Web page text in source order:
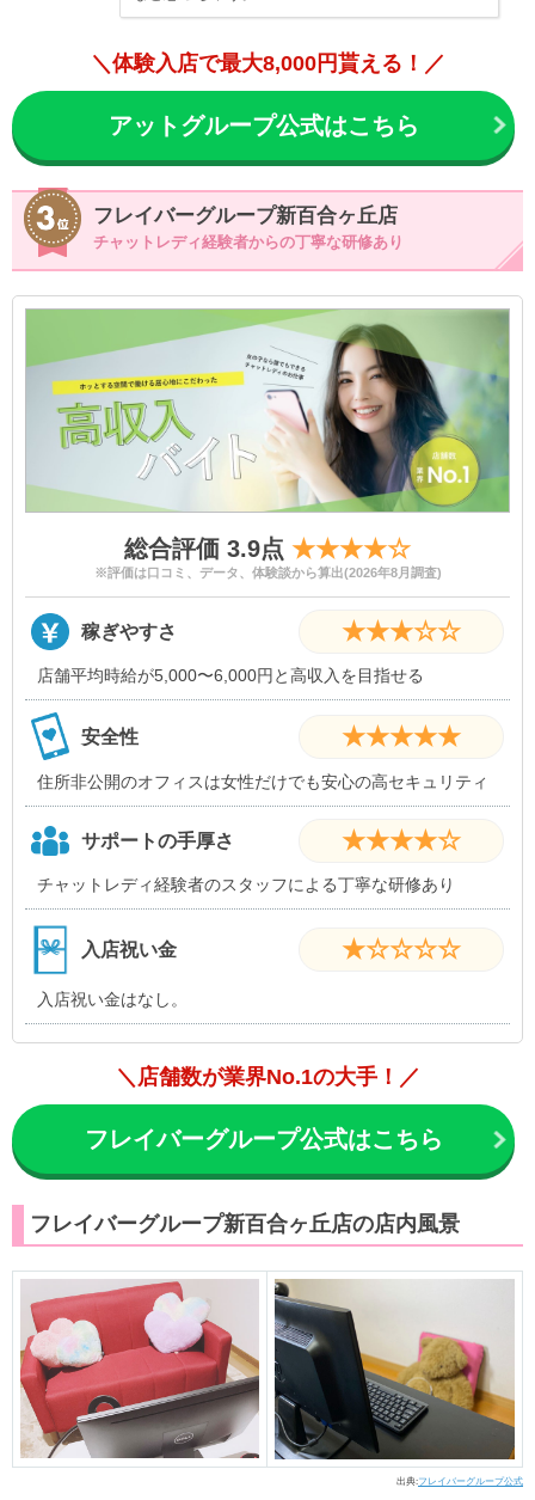
＼体験入店で最大8,000円貰える！／
アットグループ公式はこちら
フレイバーグループ新百合ヶ丘店
チャットレディ経験者からの丁寧な研修あり
総合評価 3.9点 ★★★★☆
※評価は口コミ、データ、体験談から算出(2026年8月調査)
稼ぎやすさ ★★★☆☆
店舗平均時給が5,000〜6,000円と高収入を目指せる
安全性 ★★★★★
住所非公開のオフィスは女性だけでも安心の高セキュリティ
サポートの手厚さ ★★★★☆
チャットレディ経験者のスタッフによる丁寧な研修あり
入店祝い金 ★☆☆☆☆
入店祝い金はなし。
＼店舗数が業界No.1の大手！／
フレイバーグループ公式はこちら
フレイバーグループ新百合ヶ丘店の店内風景
出典:フレイバーグループ公式